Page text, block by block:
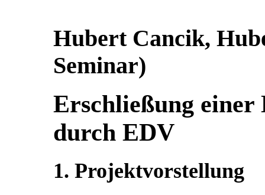
Hubert Cancik,
Seminar)
Erschließung
durch EDV
1. Projektvorstellung